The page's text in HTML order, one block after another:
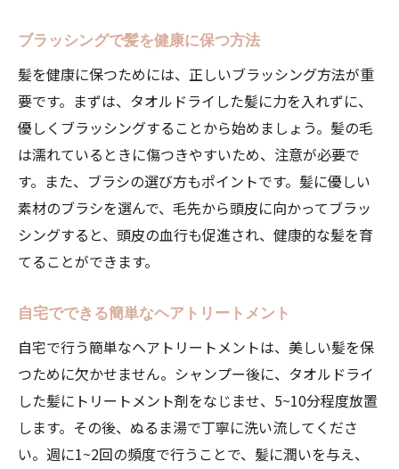
油っぽい髪をサラサラに保つ方法
ダメージヘアの修復と予防
カラーリング髪の色持ちを良くするケア
ライフスタイルに合わせた美容院のアドバイス
で新しいスタイルを楽しむ
忙しい人のための時短ヘアケア
スポーツ愛好者のためのヘアケア
アウトドア好きのための髪の保護方法
家での時間を活用したヘアトリートメント
イベントごとのヘアスタイルの提案
自宅でもできる美容院のプロフェッショナルな
ヘアケアテクニック
サロン仕上げのブロー方法
プロが教えるヘアアイロンの使い方
ブラッシングで髪を健康に保つ方法
髪を健康に保つためには、正しいブラッシング方法が重
要です。まずは、タオルドライした髪に力を入れずに、
優しくブラッシングすることから始めましょう。髪の毛
は濡れているときに傷つきやすいため、注意が必要で
す。また、ブラシの選び方もポイントです。髪に優しい
素材のブラシを選んで、毛先から頭皮に向かってブラッ
シングすると、頭皮の血行も促進され、健康的な髪を育
てることができます。
自宅でできる簡単なヘアトリートメント
自宅で行う簡単なヘアトリートメントは、美しい髪を保
つために欠かせません。シャンプー後に、タオルドライ
した髪にトリートメント剤をなじませ、5~10分程度放置
します。その後、ぬるま湯で丁寧に洗い流してくださ
い。週に1~2回の頻度で行うことで、髪に潤いを与え、